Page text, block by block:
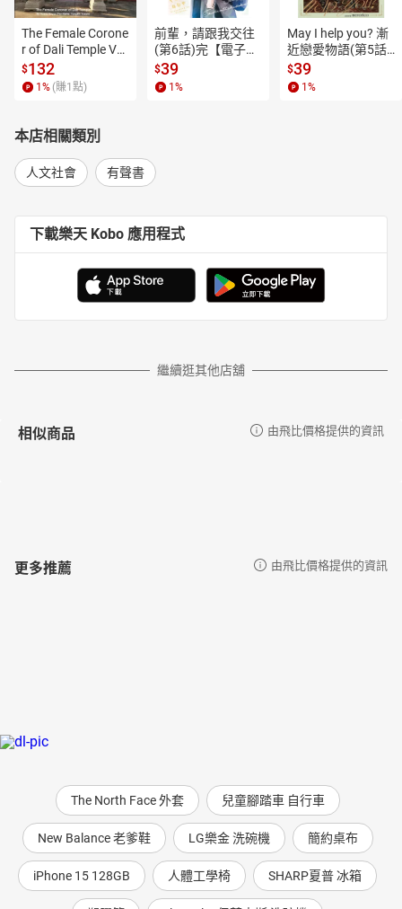
The Female Corone
r of Dali Temple Vo
l.6【有聲書】
$132
1 % (賺1 點)
前輩，請跟我交往
(第6話)完【電子
書】
$39
1 %
May I help you? 漸
近戀愛物語(第5話)
【電子書】
$39
1 %
本店相關類別
人文社會 有聲書
下載樂天 Kobo 應用程式
繼續逛其他店舖
相似商品 由飛比價格提供的資訊
更多推薦 由飛比價格提供的資訊
The North Face 外套 兒童腳踏車 自行車
New Balance 老爹鞋 LG樂金 洗碗機 簡約桌布
iPhone 15 128GB 人體工學椅 SHARP夏普 冰箱